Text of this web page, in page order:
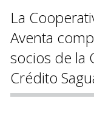
La
Aventa
socios de la
Crédito